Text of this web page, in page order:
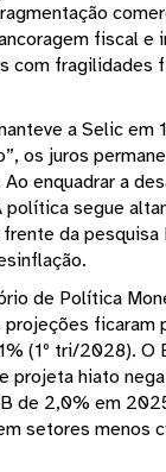
fiscal
com
a Selic
os juros
enquadrar a
segue
da
de Política
(1º tri/2028). O
projeta hiato
de 2,0% em
setores